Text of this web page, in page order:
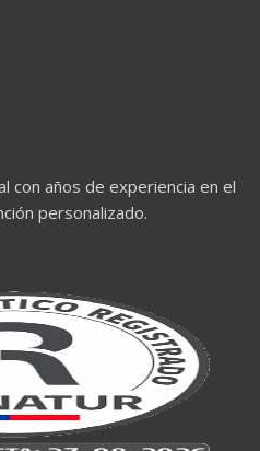
con años de experiencia en el
personalizado.